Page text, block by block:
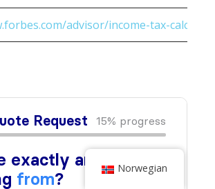
advisor/income-tax-
Norwegian